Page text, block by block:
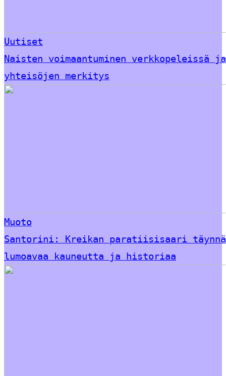
Uutiset
Naisten voimaantuminen verkkopeleissä ja
yhteisöjen merkitys
Muoto
Santorini: Kreikan paratiisisaari täynnä
lumoavaa kauneutta ja historiaa